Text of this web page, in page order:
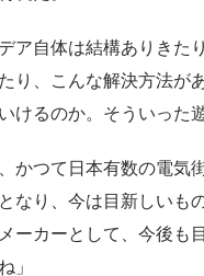
ア自体は結構ありき
り、こんな解決方法が
けるのか。そういった
かつて日本有数の電気
なり、今は目新しいも
ーカーとして、今後も
」